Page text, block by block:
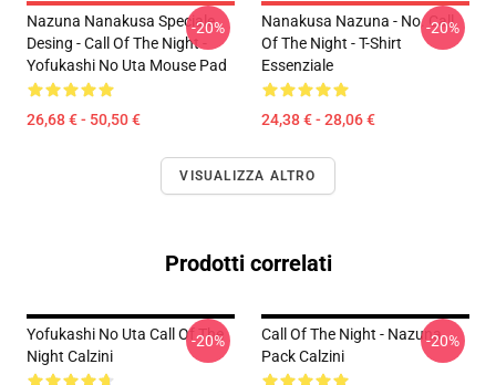
Nazuna Nanakusa Speciale
Desing - Call Of The Night -
Yofukashi No Uta Mouse Pad
26,68 € - 50,50 €
-20%
Nanakusa Nazuna - No. Call
Of The Night - T-Shirt
Essenziale
24,38 € - 28,06 €
-20%
VISUALIZZA ALTRO
Prodotti correlati
Yofukashi No Uta Call Of The
Night Calzini
-20%
Call Of The Night - Nazuna
Pack Calzini
-20%